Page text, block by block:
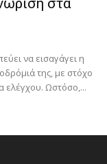
στα
να εισαγάγει η
της, με στόχο
ελέγχου. Ωστόσο,...